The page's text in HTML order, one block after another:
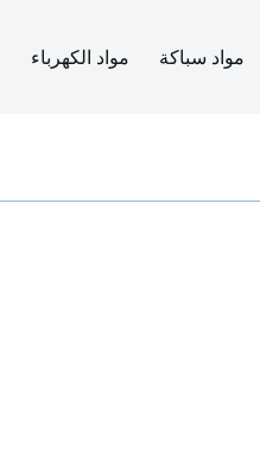
مواد الكهرباء مواد سباكة